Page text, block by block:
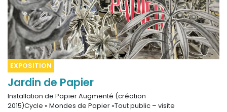
EXPOSITION
Jardin de Papier
Installation de Papier Augmenté (création
2015)Cycle « Mondes de Papier »Tout public – visite